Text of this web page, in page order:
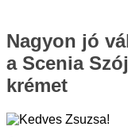
Nagyon jó
a Scenia
krémet
Kedves Zsuzsa!